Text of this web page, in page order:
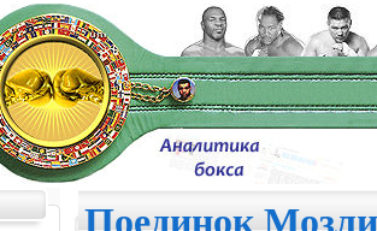
Поединок